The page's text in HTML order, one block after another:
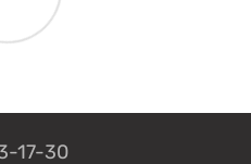
17-30